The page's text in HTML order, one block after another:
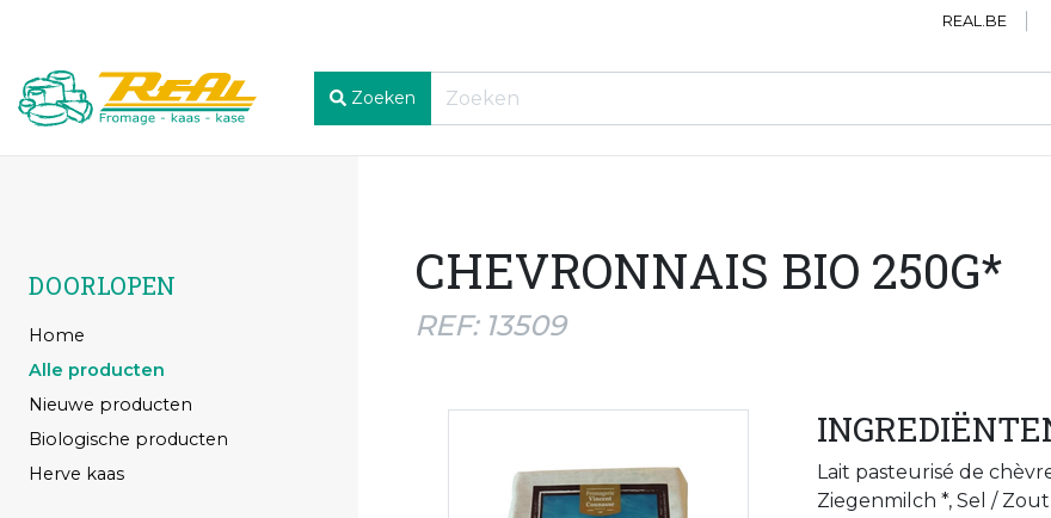
REAL.BE
Zoeken
DOORLOPEN
Home
Alle producten
Nieuwe producten
Biologische producten
Herve kaas
CHEVRONNAIS BIO 250G*
REF: 13509
Lait pasteurisé de
Ziegenmilch *, Sel /